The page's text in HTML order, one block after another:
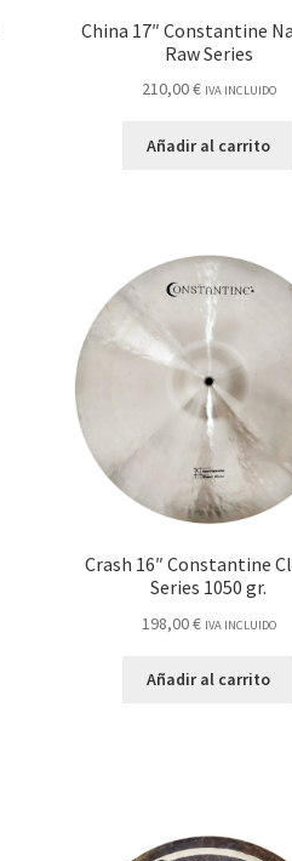
China 17″ Constantine
Raw Series
210,00€ IVA INCLUIDO
Añadir al carrito
Crash 16″ Constantine
Series 1050 gr.
198,00€ IVA INCLUIDO
Añadir al carrito